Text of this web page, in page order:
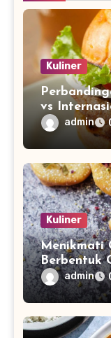
Kuliner
vs
admin
Kuliner
Menikmati
Berbentuk
admin